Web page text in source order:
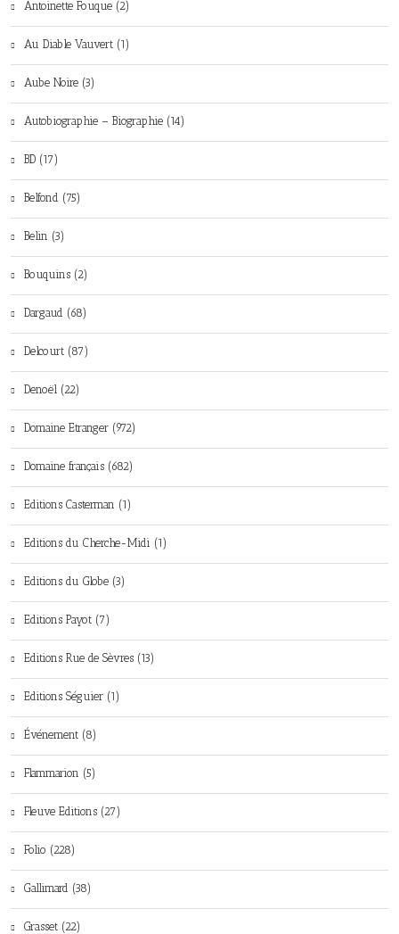
Antoinette Fouque (2)
Au Diable Vauvert (1)
Aube Noire (3)
Autobiographie – Biographie (14)
BD (17)
Belfond (75)
Belin (3)
Bouquins (2)
Dargaud (68)
Delcourt (87)
Denoël (22)
Domaine Etranger (972)
Domaine français (682)
Editions Casterman (1)
Editions du Cherche-Midi (1)
Editions du Globe (3)
Editions Payot (7)
Editions Rue de Sèvres (13)
Editions Séguier (1)
Événement (8)
Flammarion (5)
Fleuve Editions (27)
Folio (228)
Gallimard (38)
Grasset (22)